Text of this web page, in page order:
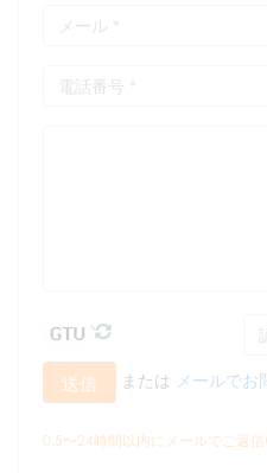
送信 または メールでお
0.5〜24時間以内にメールでご返信